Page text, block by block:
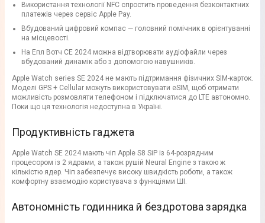
Використання технології NFC спростить проведення безконтактних
платежів через сервіс Apple Pay.
Вбудований цифровий компас — головний помічник в орієнтуванні
на місцевості.
На Епл Вотч СЕ 2024 можна відтворювати аудіофайли через
вбудований динамік або з допомогою навушників.
Apple Watch series SE 2024 не мають підтримання фізичних SIM-карток.
Моделі GPS + Cellular можуть використовувати eSIM, щоб отримати
можливість розмовляти телефоном і підключатися до LTE автономно.
Поки що ця технологія недоступна в Україні.
Продуктивність гаджета
Apple Watch SE 2024 мають чіп Apple S8 SiP із 64-розрядним
процесором із 2 ядрами, а також рушій Neural Engine з такою ж
кількістю ядер. Чіп забезпечує високу швидкість роботи, а також
комфортну взаємодію користувача з функціями ШІ.
Автономність годинника й бездротова зарядка